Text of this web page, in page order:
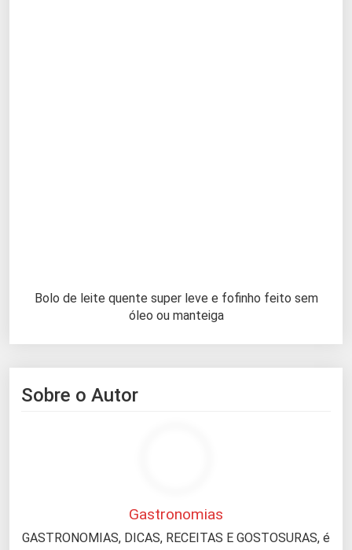
Bolo de leite quente super leve e fofinho feito sem
óleo ou manteiga
Sobre o Autor
Gastronomias
GASTRONOMIAS, DICAS, RECEITAS E GOSTOSURAS, é